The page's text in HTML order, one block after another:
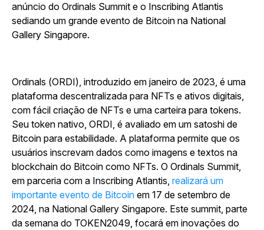
anúncio do Ordinals Summit e o Inscribing Atlantis
sediando um grande evento de Bitcoin na National
Gallery Singapore.
Ordinals (ORDI), introduzido em janeiro de 2023, é uma
plataforma descentralizada para NFTs e ativos digitais,
com fácil criação de NFTs e uma carteira para tokens.
Seu token nativo, ORDI, é avaliado em um satoshi de
Bitcoin para estabilidade. A plataforma permite que os
usuários inscrevam dados como imagens e textos na
blockchain do Bitcoin como NFTs. O Ordinals Summit,
em parceria com a Inscribing Atlantis, realizará um
importante evento de Bitcoin em 17 de setembro de
2024, na National Gallery Singapore. Este summit, parte
da semana do TOKEN2049, focará em inovações do